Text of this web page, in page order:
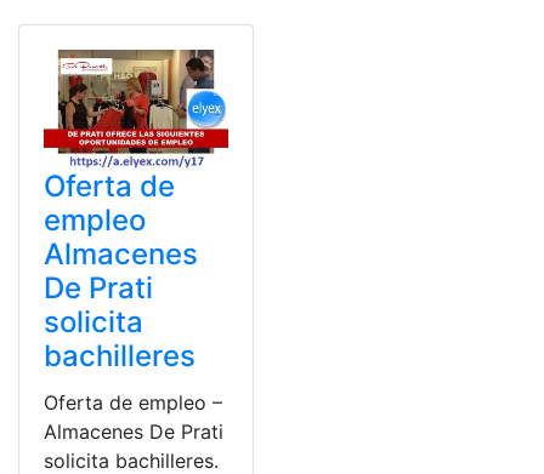
Oferta de
empleo
Almacenes
De Prati
solicita
bachilleres
Oferta de empleo –
Almacenes De Prati
solicita bachilleres.